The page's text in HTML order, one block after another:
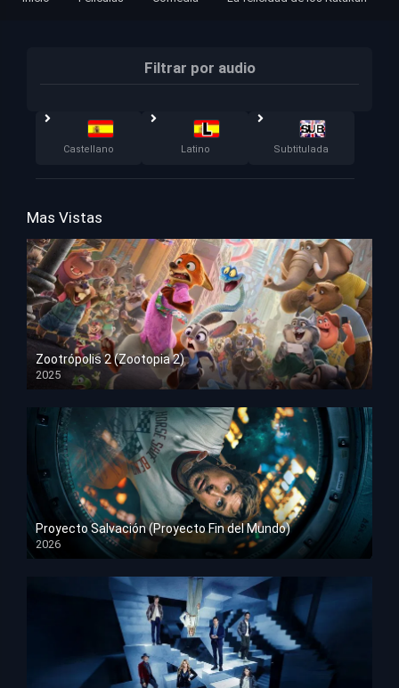
Filtrar por audio
Castellano Latino Subtitulada
Mas Vistas
Zootrópolis 2 (Zootopia 2)
2025
HD 1080p
Proyecto Salvación (Proyecto Fin del Mundo)
2026
HD 1080p